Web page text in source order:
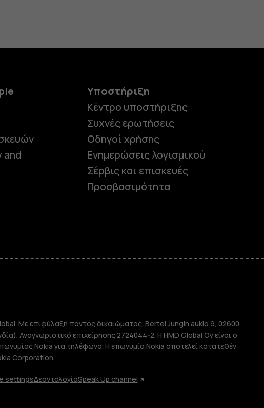
απλής χρήσης
and
Υποστήριξη
Κέντρο υποστήριξης
Συχνές ερωτήσεις
Οδηγοί χρήσης
Ενημερώσεις λογισμικού
Σέρβις και επισκευές
Προσβασιμότητα
Με επιφύλαξη παντός δικαιώματος. Bertel Jungin aukio 9, 02600
Αναγνωριστικό επιχείρησης 2724044-2. Η HMD Global Oy είναι ο
Nokia για τηλέφωνα. Η επωνυμία Nokia αποτελεί κατατεθέν
Corporation.
settingsΔεοντολογίαSpeak Up channel